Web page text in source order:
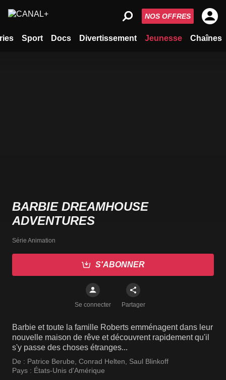
Sport Docs Divertissement Jeunesse Chaînes
NOS OFFRES
BARBIE DREAMHOUSE
ADVENTURES
Série Animation
S'ABONNER
Se connecter Partager
Barbie et toute la famille Roberts emménagent dans leur
nouvelle maison de rêve et découvrent rapidement qu'il
s'y passe des choses étranges...
De : Patrice Berube Conrad Helten
Saul Blinkoff
Pays : États-Unis d'Amérique